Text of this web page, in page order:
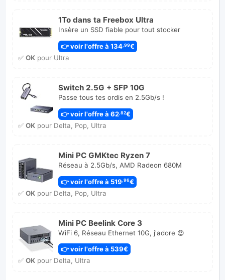
1To dans ta Freebox Ultra
Insère un SSD fiable pour tout stocker
👉 voir l'offre à 134 ,99€
✅ OKpour Ultra
Switch 2.5G + SFP 10G
Passe tous tes ordis en 2.5Gb/s !
👉 voir l'offre à 62,82€
✅ OKpour Delta, Pop, Ultra
Mini PC GMKtec Ryzen 7
Réseau à 2.5Gb/s, AMD Radeon 680M
👉 voir l'offre à 519,96€
✅ OKpour Delta, Pop, Ultra
Mini PC Beelink Core 3
WiFi 6, Réseau Ethernet 10G, j'adore 😍
👉 voir l'offre à 539€
✅ OKpour Delta, Ultra